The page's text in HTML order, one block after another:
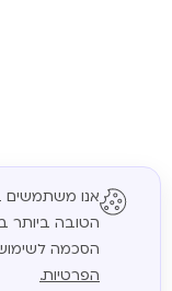
הטובה ביותר
הסכמה לשימוש
הפרטיות.